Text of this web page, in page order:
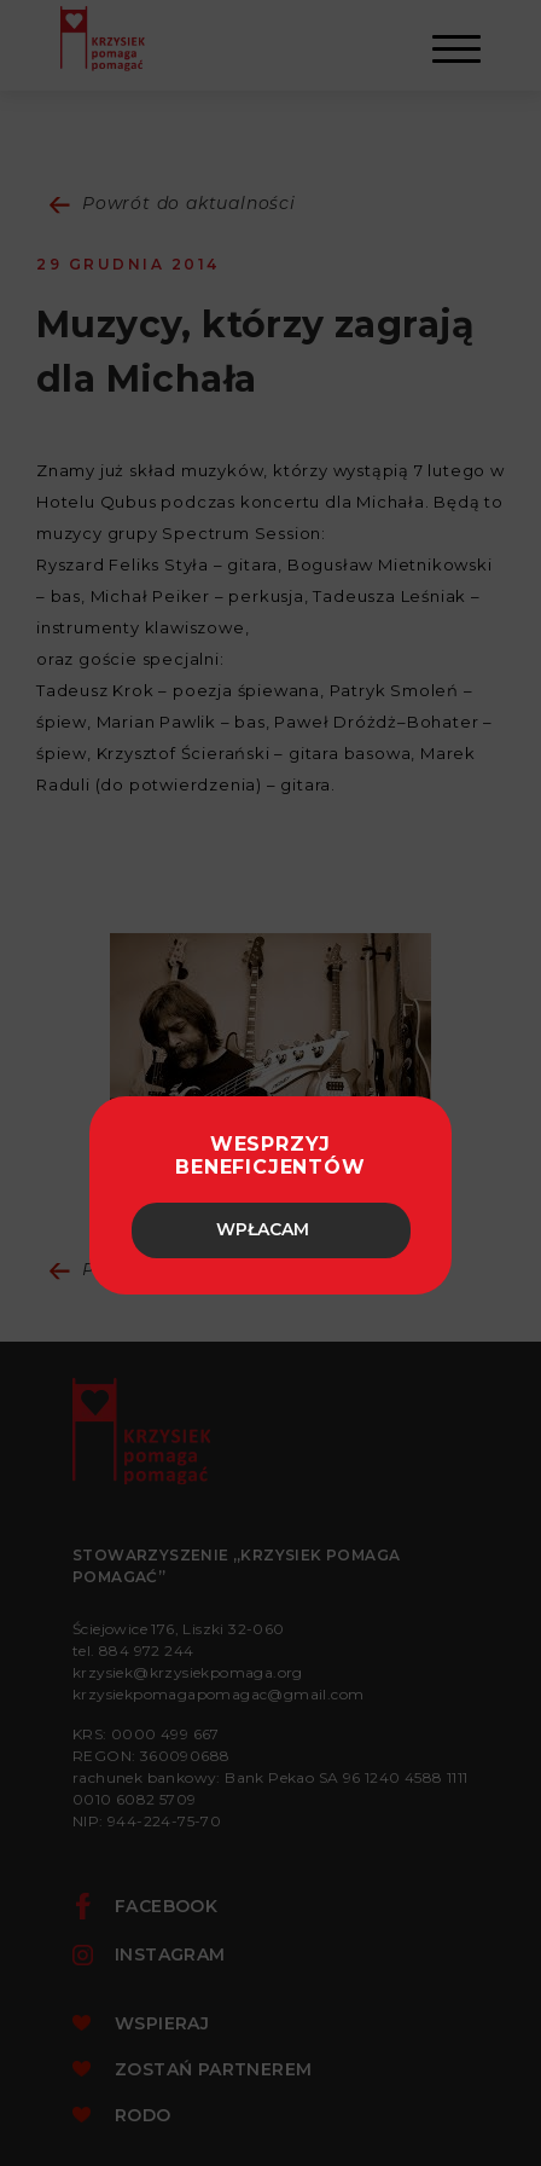
NAPISALI O NAS
NASI BENEFICJENCI
WYDARZENIA
KONTAKT
Powrót do aktualności
29 GRUDNIA 2014
Muzycy, którzy zagrają
dla Michała
Znamy już skład muzyków, którzy wystąpią 7 lutego w
Hotelu Qubus podczas koncertu dla Michała. Będą to
muzycy grupy Spectrum Session:
Ryszard Feliks Styła – gitara, Bogusław Mietnikowski
– bas, Michał Peiker – perkusja, Tadeusza Leśniak –
instrumenty klawiszowe,
oraz goście specjalni:
Tadeusz Krok – poezja śpiewana, Patryk Smoleń –
śpiew, Marian Pawlik – bas, Paweł Dróżdż–Bohater –
śpiew, Krzysztof Ścierański – gitara basowa, Marek
Raduli (do potwierdzenia) – gitara.
Powrót do aktualności
WESPRZYJ
BENEFICJENTÓW
WPŁACAM
STOWARZYSZENIE „KRZYSIEK POMAGA
POMAGAĆ”
Ściejowice 176, Liszki 32-060
tel. 884 972 244
krzysiek@krzysiekpomaga.org
krzysiekpomagapomagac@gmail.com
KRS: 0000 499 667
REGON: 360090688
rachunek bankowy: Bank Pekao SA 96 1240 4588 1111
0010 6082 5709
NIP: 944-224-75-70
FACEBOOK
INSTAGRAM
WSPIERAJ
ZOSTAŃ PARTNEREM
RODO